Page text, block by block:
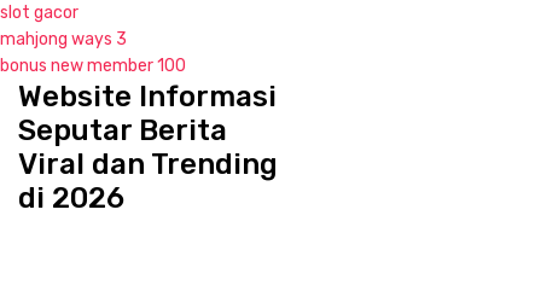
slot gacor
mahjong ways 3
bonus new member 100
Website Informasi
Seputar Berita
Viral dan Trending
di 2026